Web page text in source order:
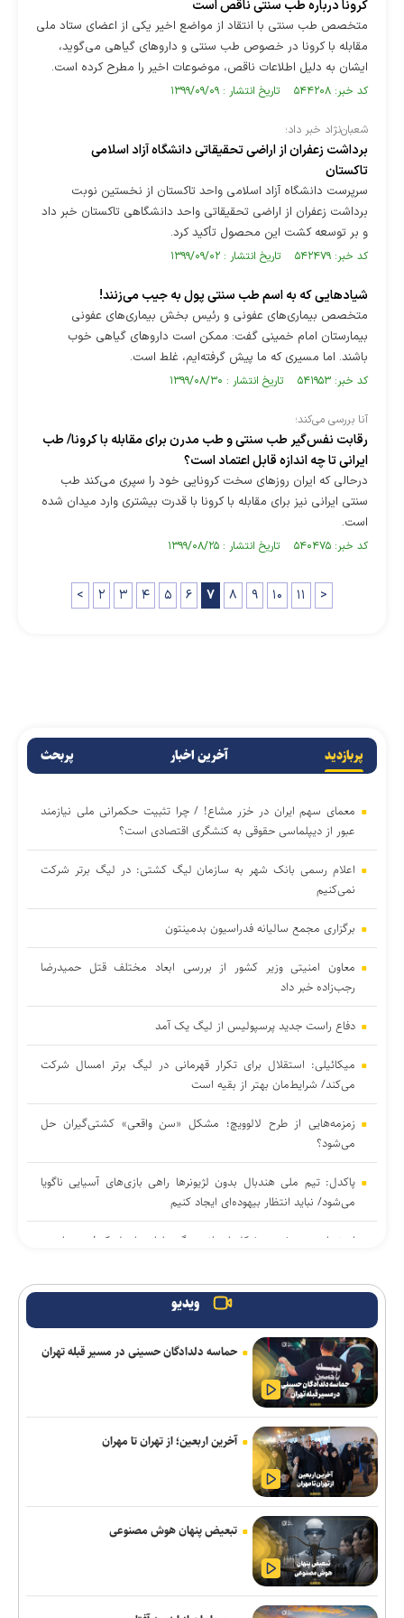
کرونا درباره طب سنتی ناقص است
متخصص طب سنتی با انتقاد از مواضع اخیر یکی از اعضای ستاد ملی
مقابله با کرونا در خصوص طب سنتی و داروهای گیاهی می‌گوید،
ایشان به دلیل اطلاعات ناقص، موضوعات اخیر را مطرح کرده‌ است.
کد خبر: ۵۴۴۲۰۸ تاریخ انتشار : ۱۳۹۹/۰۹/۰۹
شعبان‌نژاد خبر داد؛
برداشت زعفران از اراضی تحقیقاتی دانشگاه آزاد اسلامی
تاکستان
سرپرست دانشگاه آزاد اسلامی واحد تاکستان از نخستین نوبت
برداشت زعفران از اراضی تحقیقاتی واحد دانشگاهی تاکستان خبر داد
و بر توسعه کشت این محصول تأکید کرد.
کد خبر: ۵۴۲۴۷۹ تاریخ انتشار : ۱۳۹۹/۰۹/۰۲
شیادهایی كه به اسم طب سنتی پول به جیب می‌زنند!
متخصص بیماری‌های عفونی و رئیس بخش بیماری‌های عفونی
بیمارستان امام خمینی گفت: ممکن است داروهای گیاهی خوب
باشند. اما مسیری که ما پیش گرفته‌ایم، غلط است.
کد خبر: ۵۴۱۹۵۳ تاریخ انتشار : ۱۳۹۹/۰۸/۳۰
آنا بررسی می‌کند؛
رقابت نفس‌گیر طب سنتی و طب مدرن برای مقابله با کرونا/ طب
ایرانی تا چه اندازه قابل اعتماد است؟
درحالی که ایران روزهای سخت کرونایی خود را سپری می‌کند طب
سنتی ایرانی نیز برای مقابله با کرونا با قدرت بیشتری وارد میدان شده
است.
کد خبر: ۵۴۰۴۷۵ تاریخ انتشار : ۱۳۹۹/۰۸/۲۵
< ۲ ۳ ۴ ۵ ۶ ۷ ۸ ۹ ۱۰ ۱۱ >
پربازدید آخرین اخبار پربحث
معمای سهم ایران در خزر مشاع! / چرا تثبیت حکمرانی ملی نیازمند
عبور از دیپلماسی حقوقی به کنشگری اقتصادی است؟
اعلام رسمی بانک شهر به سازمان لیگ کشتی: در لیگ برتر شرکت
نمی‌کنیم
برگزاری مجمع سالیانه فدراسیون بدمینتون
معاون امنیتی وزیر کشور از بررسی ابعاد مختلف قتل حمیدرضا
رجب‌زاده خبر داد
دفاع راست جدید پرسپولیس از لیگ یک آمد
میکائیلی: استقلال برای تکرار قهرمانی در لیگ برتر امسال شرکت
می‌کند/ شرایط‌مان بهتر از بقیه است
زمزمه‌هایی از طرح لالوویچ؛ مشکل «سن واقعی» کشتی‌گیران حل
می‌شود؟
پاکدل: تیم ملی هندبال بدون لژیونرها راهی بازی‌های آسیایی ناگویا
می‌شود/ نباید انتظار بیهوده‌ای ایجاد کنیم
اصغرزاده: پوررشید مشکل اسپانسرینگ ملوان را حل کرد/ سعداوی و
تور جهانی تنیس صربستان| بازماندن یزدانی از صعود به فینال
واکنش باشگاه استقلال خوزستان به درگیری مدیرعامل و اعضای هیات
مدیره
انتصاب سرپرست جدید فدراسیون ورزش کارگری
شکاری به پیکان پیوست
تساوی پرسپولیس و آلومینیوم در دیدار دوستانه/ تیم تارتار بالاخره گل
خورد
اژدهاکش رسما پرسپولیسی شد
بازگشت خلیفه و گودرزی به تمرینات آلومینیوم
پزشکیان: امروز مهمترین دغدغه و نگرانی بنده معیشت مردم است/
ویدیو
حماسه دلدادگان حسینی در مسیر قبله تهران
آخرین اربعین؛ از تهران تا مهران
تبعیض پنهان هوش مصنوعی